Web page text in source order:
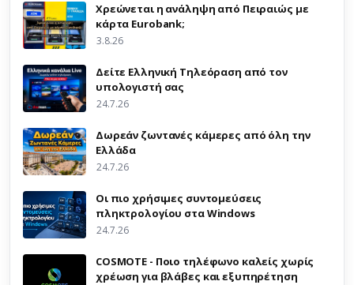
Χρεώνεται η ανάληψη από Πειραιώς με
κάρτα Eurobank;
3.8.26
Δείτε Ελληνική Τηλεόραση από τον
υπολογιστή σας
24.7.26
Δωρεάν ζωντανές κάμερες από όλη την
Ελλάδα
24.7.26
Οι πιο χρήσιμες συντομεύσεις
πληκτρολογίου στα Windows
24.7.26
COSMOTE - Ποιο τηλέφωνο καλείς χωρίς
χρέωση για βλάβες και εξυπηρέτηση